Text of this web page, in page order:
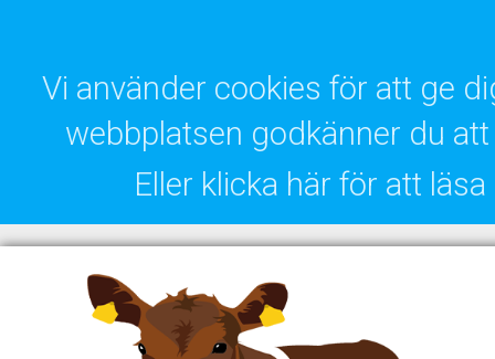
Vi använder cookies för att ge
webbplatsen godkänner du
Eller klicka här för att